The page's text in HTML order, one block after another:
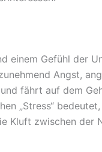
einem Gefühl der
Angst,
fährt auf dem
„Stress“
Kluft zwischen der